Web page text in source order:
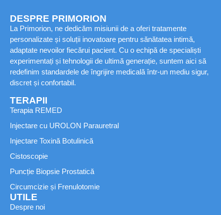
DESPRE PRIMORION
La Primorion, ne dedicăm misiunii de a oferi tratamente
personalizate și soluții inovatoare pentru sănătatea intimă,
adaptate nevoilor fiecărui pacient. Cu o echipă de specialiști
experimentați și tehnologii de ultimă generație, suntem aici să
redefinim standardele de îngrijire medicală într-un mediu sigur,
discret și confortabil.
TERAPII
Terapia REMED
Injectare cu UROLON Parauretral
Injectare Toxină Botulinică
Cistoscopie
Puncție Biopsie Prostatică
Circumcizie și Frenulotomie
UTILE
Despre noi